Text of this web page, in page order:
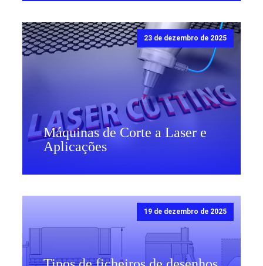
23 de dezembro de 2025
Máquinas de Corte a Laser e
Aplicações
19 de dezembro de 2025